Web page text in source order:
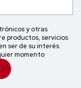
y otras
productos, servicios
ser de su interés.
momento